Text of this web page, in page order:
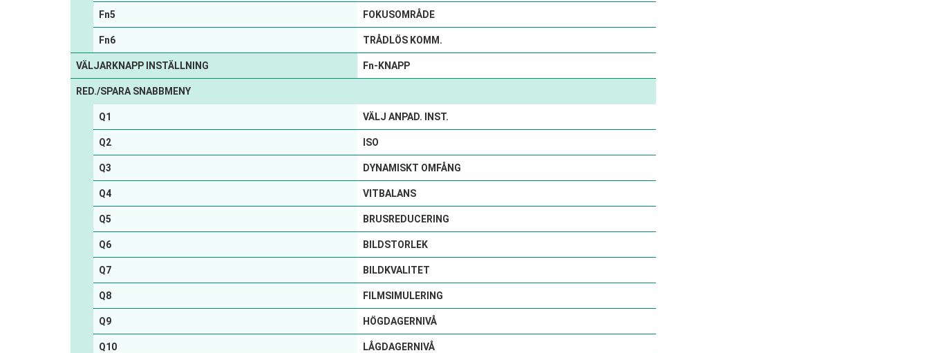
Fn5 FOKUSOMRÅDE
Fn6 TRÅDLÖS KOMM.
VÄLJARKNAPP INSTÄLLNING Fn-KNAPP
RED./SPARA SNABBMENY
Q1 VÄLJ ANPAD. INST.
Q2 ISO
Q3 DYNAMISKT OMFÅNG
Q4 VITBALANS
Q5 BRUSREDUCERING
Q6 BILDSTORLEK
Q7 BILDKVALITET
Q8 FILMSIMULERING
Q9 HÖGDAGERNIVÅ
Q10 LÅGDAGERNIVÅ